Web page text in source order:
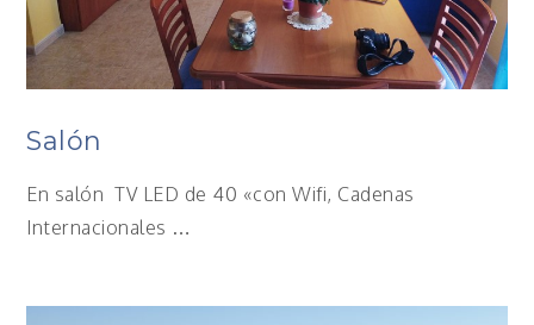
Salón
En salón TV LED de 40 «con Wifi, Cadenas
Internacionales …